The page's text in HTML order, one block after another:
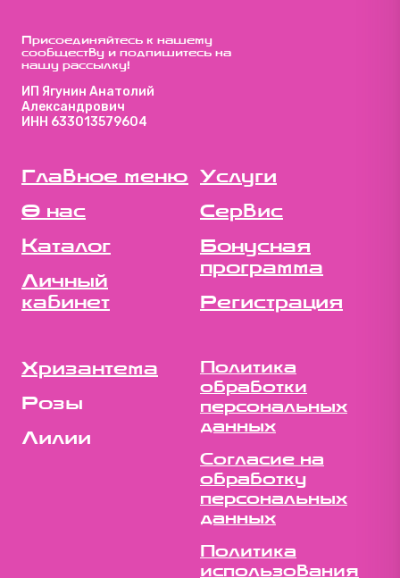
Присоединяйтесь к нашему
сообществу и подпишитесь на
нашу рассылку!
ИП Ягунин Анатолий
Александрович
ИНН 633013579604
Главное меню
О нас
Каталог
Личный
кабинет
Услуги
Сервис
Бонусная
программа
Регистрация
Хризантема
Розы
Лилии
Политика
обработки
персональных
данных
Согласие на
обработку
персональных
данных
Политика
использования